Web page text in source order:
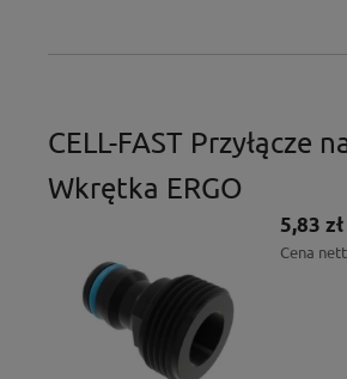
CELL-FAST Przyłącze
Wkrętka ERGO
5,83 zł
Cena